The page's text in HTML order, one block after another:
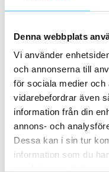
Denna webbplats
Vi använder
och annonserna till
för sociala medier
vidarebefordrar även
information från din
annons- och
Dessa kan i sin tur
information som du
5x5 cm
ca
ca 15x(41)
ca
ca 20x(22)
ca
Mellan (25 - 50 cm)
ca 30x(12)